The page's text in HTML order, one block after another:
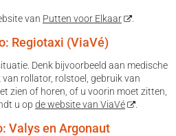
van Putten voor Elkaar .
Regiotaxi (ViaVé)
Denk bijvoorbeeld aan medische
rollator, rolstoel, gebruik van
zien of horen, of u voorin moet zitten,
u op de website van ViaVé .
Valys en Argonaut